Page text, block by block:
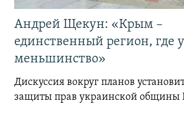
Андрей Щекун: «Крым –
единственный регион, где
меньшинство»
Дискуссия вокруг планов
защиты прав украинской